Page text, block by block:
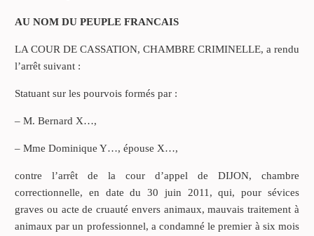
AU NOM DU PEUPLE FRANCAIS
LA COUR DE CASSATION, CHAMBRE CRIMINELLE, a rendu
l’arrêt suivant :
Statuant sur les pourvois formés par :
– M. Bernard X…,
– Mme Dominique Y…, épouse X…,
contre l’arrêt de la cour d’appel de DIJON, chambre
correctionnelle, en date du 30 juin 2011, qui, pour sévices
graves ou acte de cruauté envers animaux, mauvais traitement à
animaux par un professionnel, a condamné le premier à six mois